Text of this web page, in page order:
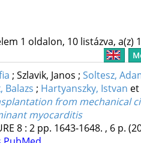
1 oldalon, 10 listázva, a(z)
; Szlavik, Janos ; Soltesz,
Balazs ; Hartyanszky, Istvan
from mechanical
myocarditis
8: 2 pp. 1643-1648. , 6 p.